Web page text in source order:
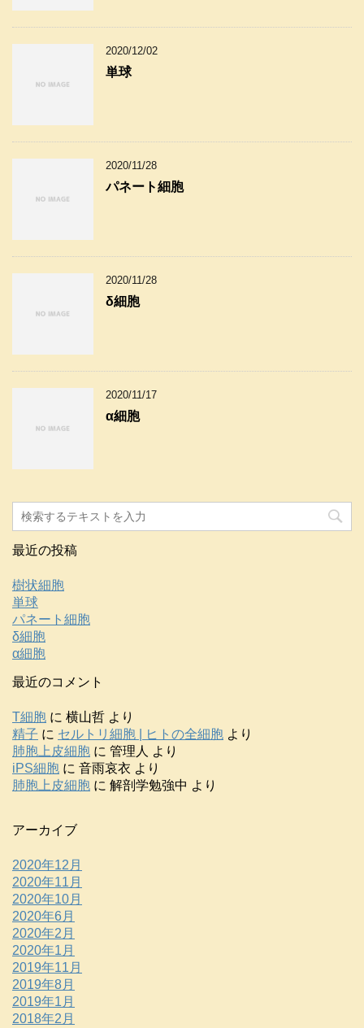
2020/12/02
単球
2020/11/28
パネート細胞
2020/11/28
δ細胞
2020/11/17
α細胞
最近の投稿
樹状細胞
単球
パネート細胞
δ細胞
α細胞
最近のコメント
T細胞 に 横山哲 より
精子 に セルトリ細胞 | ヒトの全細胞 より
肺胞上皮細胞 に 管理人 より
iPS細胞 に 音雨哀衣 より
肺胞上皮細胞 に 解剖学勉強中 より
アーカイブ
2020年12月
2020年11月
2020年10月
2020年6月
2020年2月
2020年1月
2019年11月
2019年8月
2019年1月
2018年2月